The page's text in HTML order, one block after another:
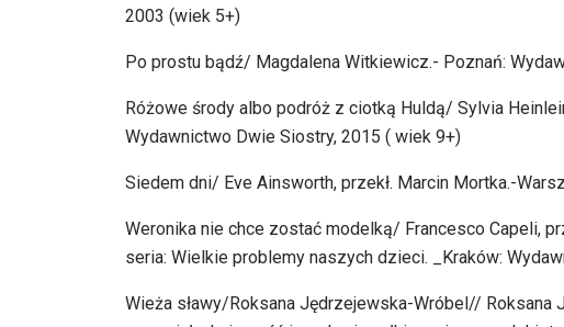
2003 (wiek 5+)
Po prostu bądź/ Magdalena Witkiewicz.- Poznań:
Różowe środy albo podróż z ciotką Huldą/ Sylvia
Wydawnictwo Dwie Siostry, 2015 ( wiek 9+)
Siedem dni/ Eve Ainsworth, przekł. Marcin Mortka.-
Weronika nie chce zostać modelką/ Francesco Capeli,
seria: Wielkie problemy naszych dzieci. _Kraków:
Wieża sławy/Roksana Jędrzejewska-Wróbel// Roksana